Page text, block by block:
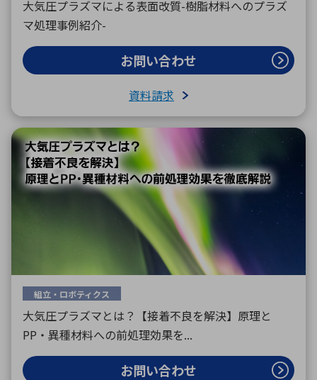
大気圧プラズマによる表面改質-樹脂材料へのプラズ
マ処理事例紹介-
お問い合わせ
資料請求
組立・ロボティクス
大気圧プラズマとは？【接着不良を解決】原理と
PP・異種材料への前処理効果を...
お問い合わせ